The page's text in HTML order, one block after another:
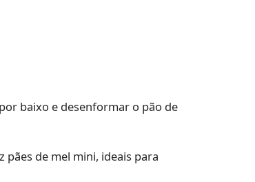
baixo e desenformar o pão de
pães de mel mini, ideais para